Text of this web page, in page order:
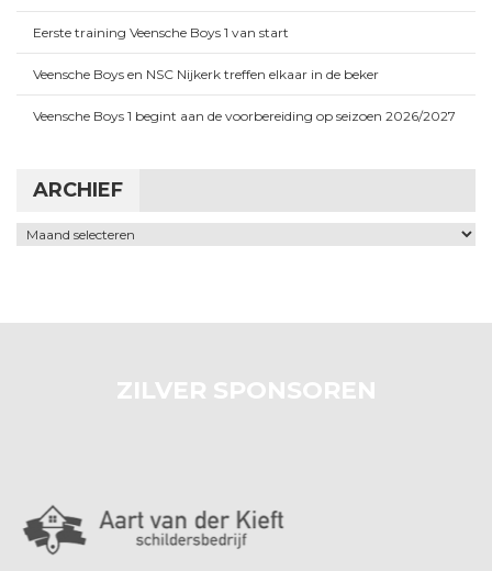
Eerste training Veensche Boys 1 van start
Veensche Boys en NSC Nijkerk treffen elkaar in de beker
Veensche Boys 1 begint aan de voorbereiding op seizoen 2026/2027
ARCHIEF
Archief
ZILVER SPONSOREN